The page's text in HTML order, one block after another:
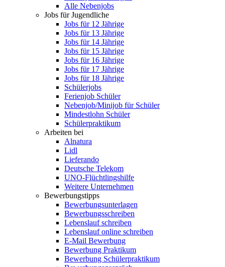
Alle Nebenjobs
Jobs für Jugendliche
Jobs für 12 Jährige
Jobs für 13 Jährige
Jobs für 14 Jährige
Jobs für 15 Jährige
Jobs für 16 Jährige
Jobs für 17 Jährige
Jobs für 18 Jährige
Schülerjobs
Ferienjob Schüler
Nebenjob/Minijob für Schüler
Mindestlohn Schüler
Schülerpraktikum
Arbeiten bei
Alnatura
Lidl
Lieferando
Deutsche Telekom
UNO-Flüchtlingshilfe
Weitere Unternehmen
Bewerbungstipps
Bewerbungsunterlagen
Bewerbungsschreiben
Lebenslauf schreiben
Lebenslauf online schreiben
E-Mail Bewerbung
Bewerbung Praktikum
Bewerbung Schülerpraktikum